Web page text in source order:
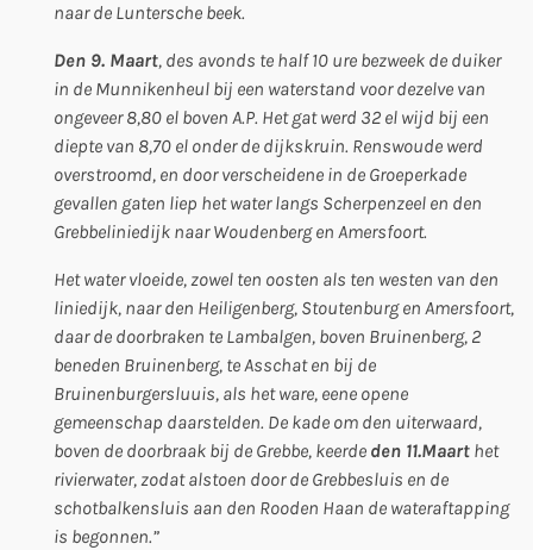
naar de Luntersche beek.
Den 9. Maart, des avonds te half 10 ure bezweek de duiker
in de Munnikenheul bij een waterstand voor dezelve van
ongeveer 8,80 el boven A.P. Het gat werd 32 el wijd bij een
diepte van 8,70 el onder de dijkskruin. Renswoude werd
overstroomd, en door verscheidene in de Groeperkade
gevallen gaten liep het water langs Scherpenzeel en den
Grebbeliniedijk naar Woudenberg en Amersfoort.
Het water vloeide, zowel ten oosten als ten westen van den
liniedijk, naar den Heiligenberg, Stoutenburg en Amersfoort,
daar de doorbraken te Lambalgen, boven Bruinenberg, 2
beneden Bruinenberg, te Asschat en bij de
Bruinenburgersluuis, als het ware, eene opene
gemeenschap daarstelden. De kade om den uiterwaard,
boven de doorbraak bij de Grebbe, keerde den 11.Maart het
rivierwater, zodat alstoen door de Grebbesluis en de
schotbalkensluis aan den Rooden Haan de wateraftapping
is begonnen.”